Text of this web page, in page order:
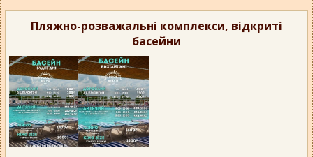
Пляжно-розважальні комплекси, відкриті
басейни